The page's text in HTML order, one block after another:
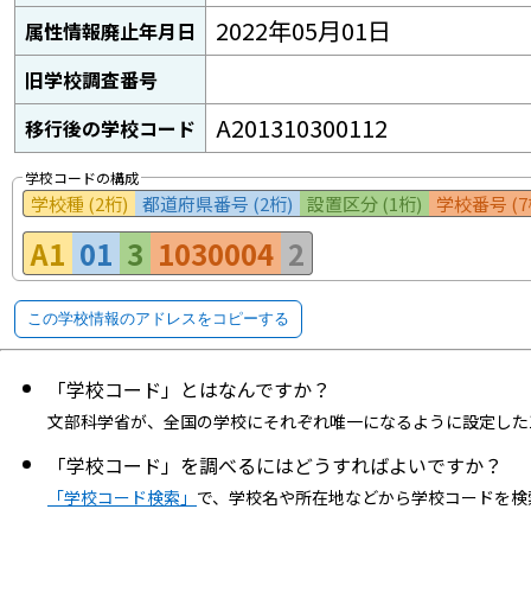
属性情報廃止年月日 2022年05月01日
旧学校調査番号
移行後の学校コード
A201310300112
学校コードの構成
学校種 (2桁) 都道府県番号 (2桁) 設置区分 (1桁) 学校番号
A1 01 3 1030004 2
この学校情報のアドレスをコピーする
「学校コード」とはなんですか？
文部科学省が、全国の学校にそれぞれ唯一になるように設定し
「学校コード」を調べるにはどうすればよいですか？
「学校コード検索」 で、学校名や所在地などから学校コードを